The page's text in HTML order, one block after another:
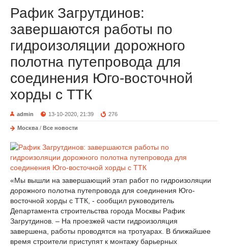
Рафик Загрутдинов:
завершаются работы по
гидроизоляции дорожного
полотна путепровода для
соединения Юго-восточной
хорды с ТТК
admin 13-10-2020, 21:39 276
Москва / Все новости
«Мы вышли на завершающий этап работ по гидроизоляции
дорожного полотна путепровода для соединения Юго-
восточной хорды с ТТК, - сообщил руководитель
Департамента строительства города Москвы Рафик
Загрутдинов. – На проезжей части гидроизоляция
завершена, работы проводятся на тротуарах. В ближайшее
время строители приступят к монтажу барьерных